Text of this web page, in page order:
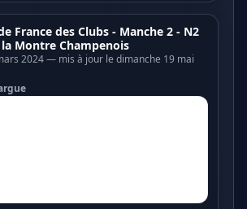
France des Clubs - Manche 2 - N2
Montre Champenois
2024 — mis à jour le dimanche 19 mai